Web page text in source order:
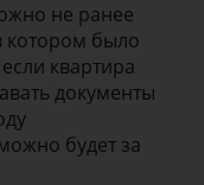
не ранее
котором было
квартира
документы
будет за